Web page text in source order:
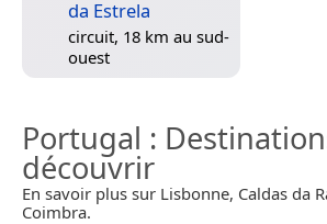
da Estrela
circuit, 18 km au sud-
ouest
Portugal :
découvrir
En savoir plus sur Lisbonne, Caldas da
Coimbra.